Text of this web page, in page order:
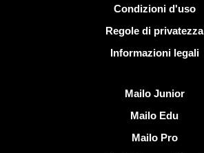
Condizioni d'uso
Regole di privatezza
Informazioni legali
Mailo Junior
Mailo Edu
Mailo Pro